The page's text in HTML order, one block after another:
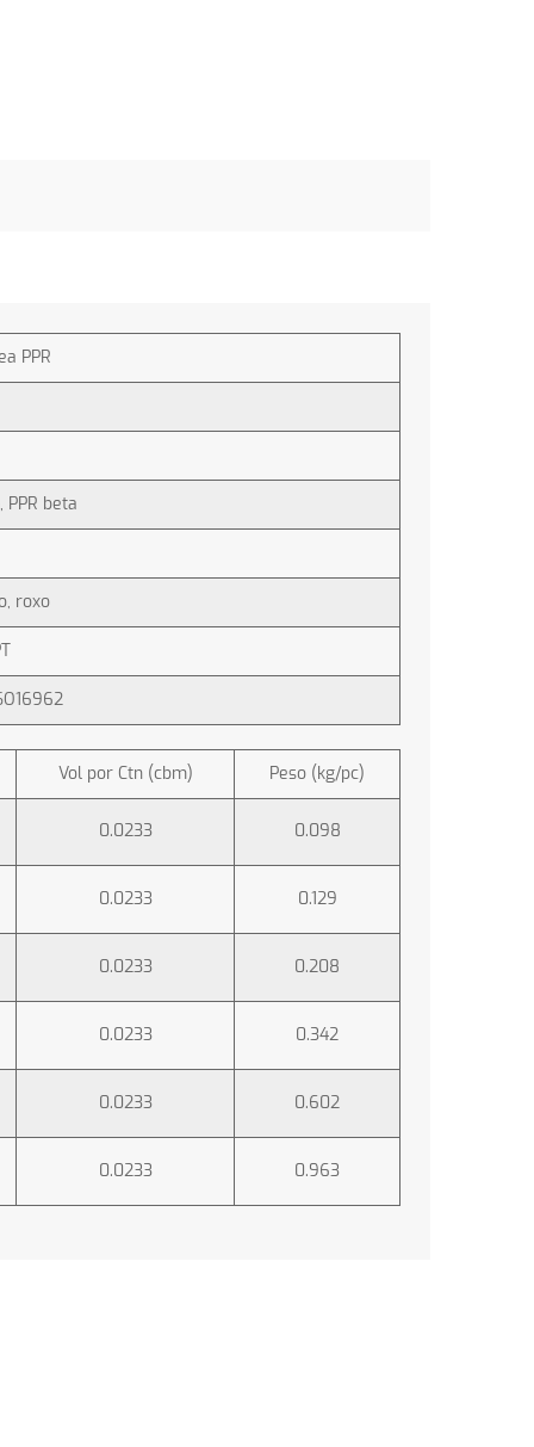
PPR
beta
roxo
Vol por Ctn (cbm) Peso (kg/pc)
0.0233 0.098
0.0233 0.129
0.0233 0.208
0.0233 0.342
0.0233 0.602
0.0233 0.963